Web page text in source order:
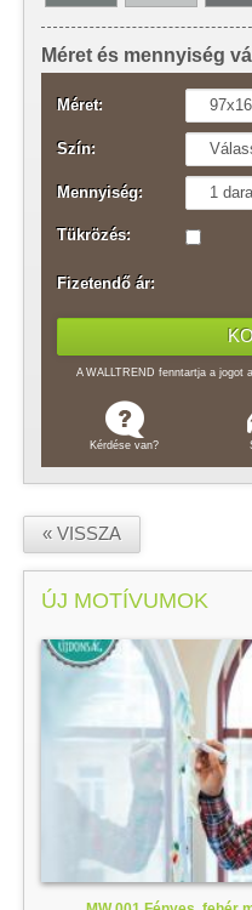
Méret és mennyiség
Méret:
Szín:
Mennyiség:
Tükrözés:
Fizetendő ár:
A WALLTREND fenntartja a jogot
Kérdése van?
« VISSZA
ÚJ MOTÍVUMOK